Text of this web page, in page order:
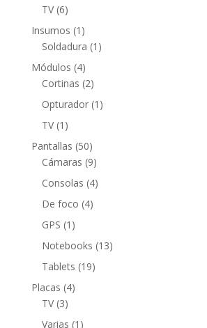
TV 66
productos
Insumos 1 1
producto
Soldadura 1 1
Módulos 44
productos
Cortinas 22
productos
Opturador 1 1
TV 1 1
producto
Pantallas 5050
productos
Cámaras 99
productos
Consolas 44
De foco 44
GPS 1 1
producto
Notebooks 1313
Tablets 1919
Placas 44
TV 33
productos
Varias 1 1